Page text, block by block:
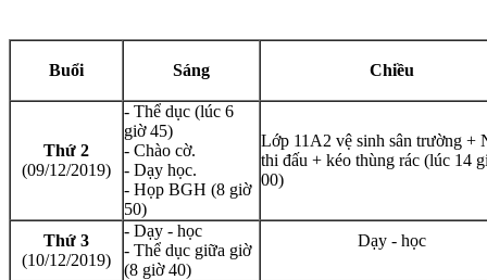
Buổi Sáng Chiều
Thứ 2
(09/12/2019)
- Thể dục (lúc 6
giờ 45)
- Chào cờ.
- Dạy học.
- Họp BGH (8 giờ
50)
Lớp 11A2 vệ sinh sân trường +
thi đấu + kéo thùng rác (lúc 14
00)
Thứ 3
(10/12/2019)
- Dạy - học
- Thể dục giữa giờ
(8 giờ 40)
Dạy - học